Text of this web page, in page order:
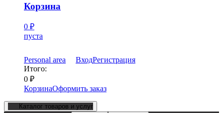
Корзина
0 ₽
пуста
Personal area ВходРегистрация
Итого:
0 ₽
КорзинаОформить заказ
Каталог товаров и услуг